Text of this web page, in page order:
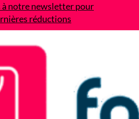
à notre newsletter pour
réductions